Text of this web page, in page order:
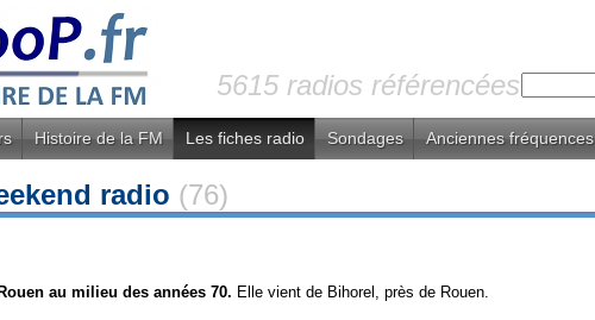
5615 radios référencées
Histoire de la FM Les fiches radio Sondages Anciennes fréquences
radio (76)
Rouen au milieu des années 70. Elle vient de Bihorel, près de Rouen.